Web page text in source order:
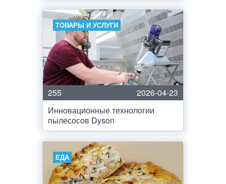
ТОВАРЫ И УСЛУГИ
255
2026-04-23
Инновационные технологии
пылесосов Dyson
ЕДА